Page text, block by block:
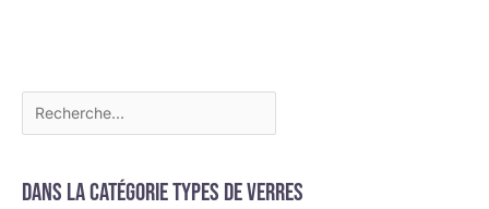
Dans la catégorie Types de verres